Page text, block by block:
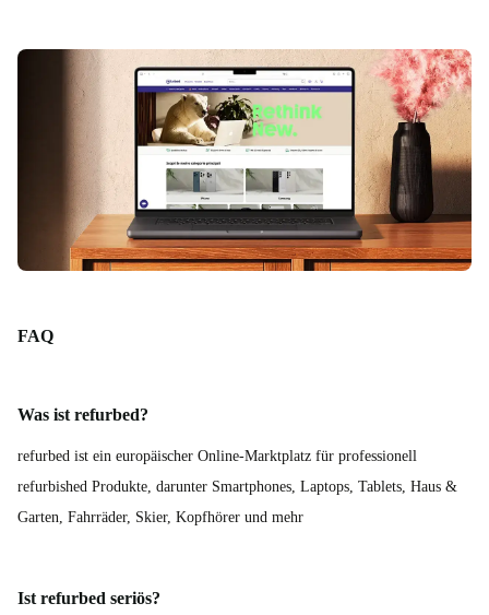
FAQ
Was ist refurbed?
refurbed ist ein europäischer Online-Marktplatz für professionell
refurbished Produkte, darunter Smartphones, Laptops, Tablets, Haus &
Garten, Fahrräder, Skier, Kopfhörer und mehr
Ist refurbed seriös?